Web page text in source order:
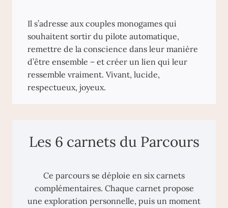
Il s’adresse aux couples monogames qui
souhaitent sortir du pilote automatique,
remettre de la conscience dans leur manière
d’être ensemble – et créer un lien qui leur
ressemble vraiment. Vivant, lucide,
respectueux, joyeux.
Les 6 carnets du Parcours
Ce parcours se déploie en six carnets
complémentaires. Chaque carnet propose
une exploration personnelle, puis un moment